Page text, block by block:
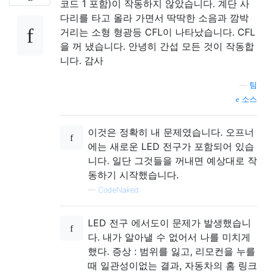
코드 1 포함)이 작동하지 않았습니다. 계단 사
다리를 타고 올라 가면서 딱딱한 소음과 깜박
거리는 소형 형광등 CFL이 나타났습니다. CFL
을 꺼 냈습니다. 안녕히 간섭 모든 것이 작동합
니다. 감사
팀
소스
이것은 정확히 내 문제였습니다. 오프너
에는 새로운 LED 전구가 포함되어 있습
니다. 일단 그것들을 꺼내면 예상대로 작
동하기 시작했습니다.
— CodeNaked
LED 전구 에서도이 문제가 발생했습니
다. 내가 알아낼 수 없어서 나를 미치게
했다. 증상 : 범위를 잃고, 리모컨을 누를
때 일관성이없는 결과, 자동차의 홈 링크